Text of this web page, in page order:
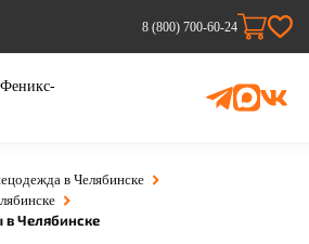
8 (800) 700-60-24
в Челябинске
Челябинске